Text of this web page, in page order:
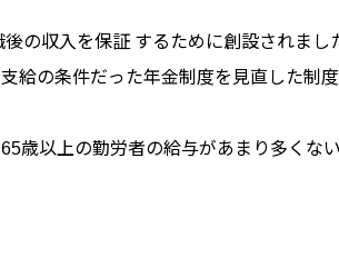
の収入を保証 するために創設されまし
給の条件だった年金制度を見直した制度
歳以上の勤労者の給与があまり多くな